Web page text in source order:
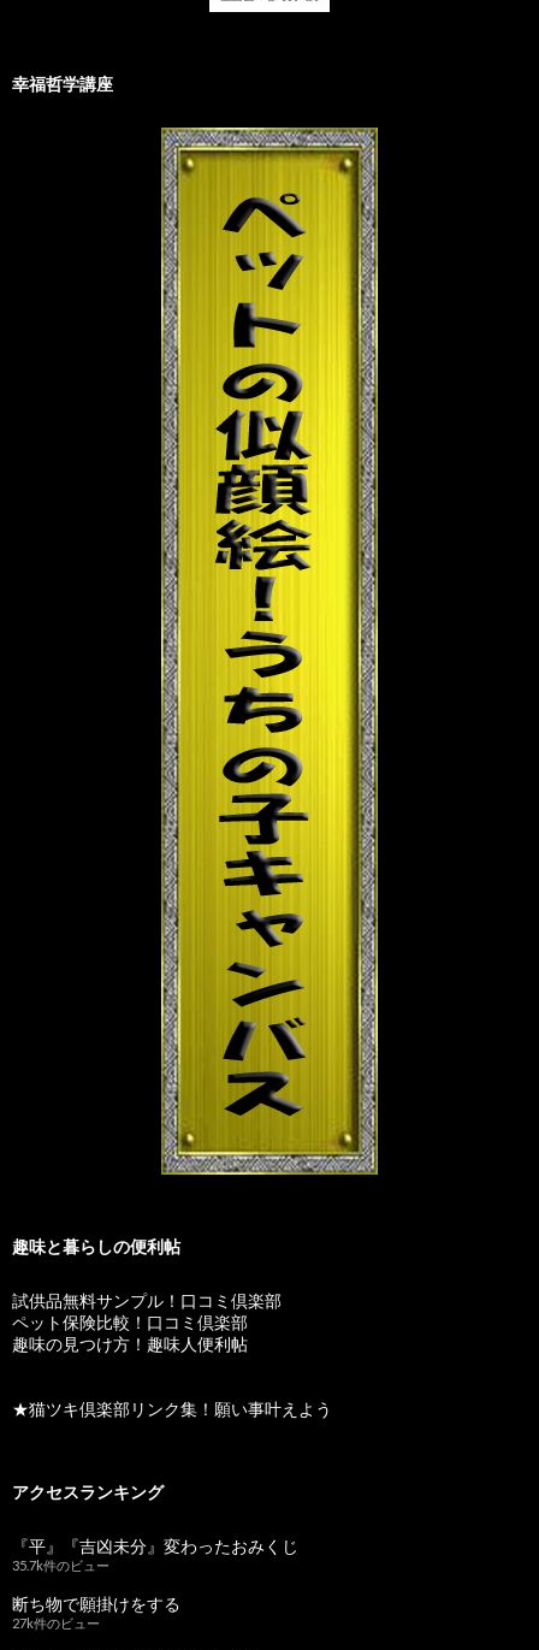
幸福哲学講座
趣味と暮らしの便利帖
試供品無料サンプル！口コミ倶楽部
ペット保険比較！口コミ倶楽部
趣味の見つけ方！趣味人便利帖
★猫ツキ倶楽部リンク集！願い事叶えよう
アクセスランキング
『平』『吉凶未分』変わったおみくじ
35.7k件のビュー
断ち物で願掛けをする
27k件のビュー